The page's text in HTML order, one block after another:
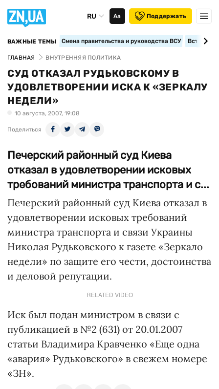
RU Аа Поддержать
ВАЖНЫЕ ТЕМЫ Смена правительства и руководства ВСУ
ГЛАВНАЯ ВНУТРЕННЯЯ ПОЛИТИКА
СУД ОТКАЗАЛ РУДЬКОВСКОМУ В
УДОВЛЕТВОРЕНИИ ИСКА К «ЗЕРКАЛУ
НЕДЕЛИ»
10 августа, 2007, 19:08
Поделиться
Печерский районный суд Киева
отказал в удовлетворении исковых
требований министра транспорта и с...
Печерский районный суд Киева отказал в
удовлетворении исковых требований
министра транспорта и связи Украины
Николая Рудьковского к газете «Зеркало
недели» по защите его чести, достоинства
и деловой репутации.
RELATED VIDEO
Иск был подан министром в связи с
публикацией в №2 (631) от 20.01.2007
статьи Владимира Кравченко «Еще одна
«авария» Рудьковского» в свежем номере
«ЗН».